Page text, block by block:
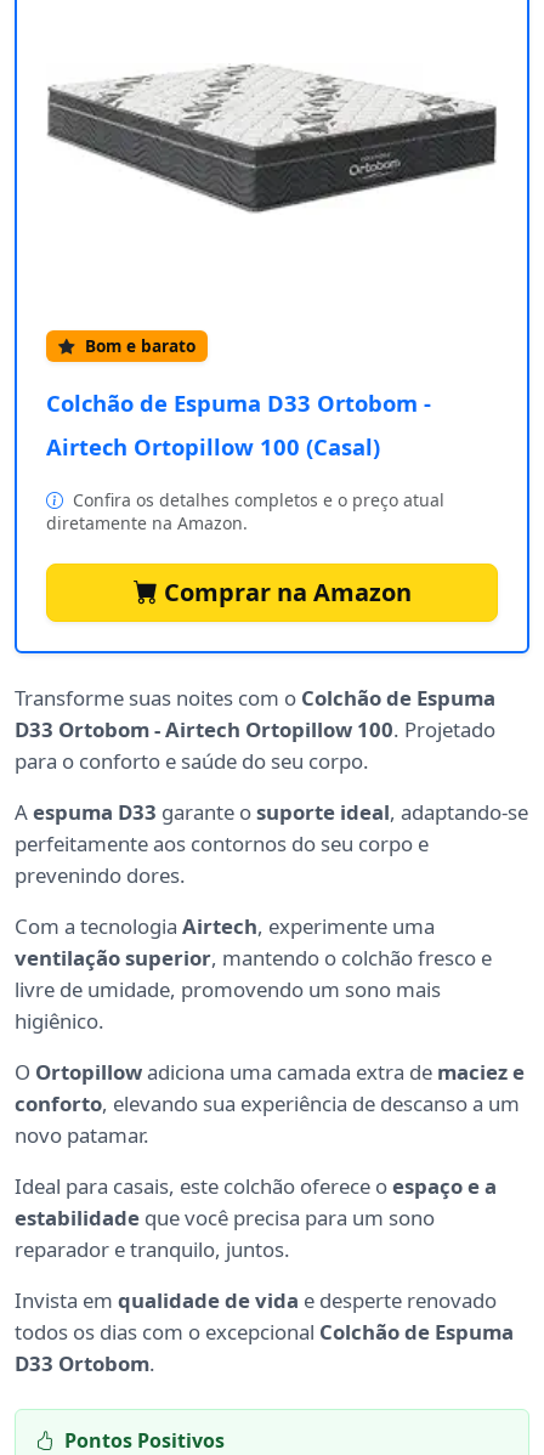
Bom e barato
Colchão de Espuma D33 Ortobom -
Airtech Ortopillow 100 (Casal)
Confira os detalhes completos e o preço atual
diretamente na Amazon.
Comprar na Amazon
Transforme suas noites com o Colchão de Espuma
D33 Ortobom - Airtech Ortopillow 100. Projetado
para o conforto e saúde do seu corpo.
Aespuma D33 garante osuporte ideal, adaptando-se
perfeitamente aos contornos do seu corpo e
prevenindo dores.
Com a tecnologia Airtech, experimente uma
ventilação superior, mantendo o colchão fresco e
livre de umidade, promovendo um sono mais
higiênico.
O Ortopillowadiciona uma camada extra de maciez e
conforto, elevando sua experiência de descanso a um
novo patamar.
Ideal para casais, este colchão oferece oespaço e a
estabilidade que você precisa para um sono
reparador e tranquilo, juntos.
Invista em qualidade de vida e desperte renovado
todos os dias com o excepcional Colchão de Espuma
D33 Ortobom.
Pontos Positivos